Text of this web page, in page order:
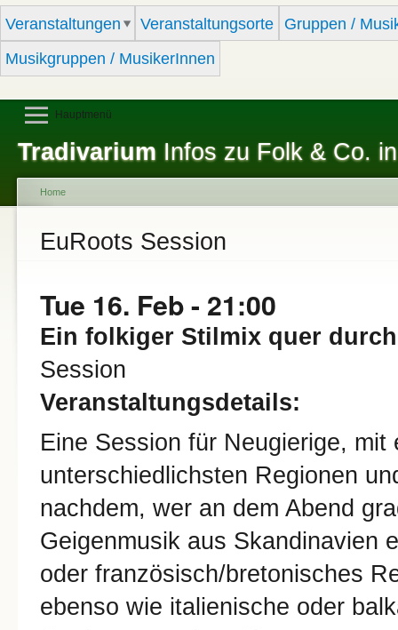
Veranstaltungen Veranstaltungsorte
Gruppen /
Musikgruppen / MusikerInnen
Tradivarium Infos zu Folk & Co.
Hauptmenü
You are here
Home
EuRoots Session
Tue 16. Feb - 21:00
Ein folkiger Stilmix quer
Session
Veranstaltungsdetails:
Eine Session für Neugierige,
unterschiedlichsten Regionen
nachdem, wer an dem Abend
Geigenmusik aus Skandinavien
oder französisch/bretonisches
ebenso wie italienische oder